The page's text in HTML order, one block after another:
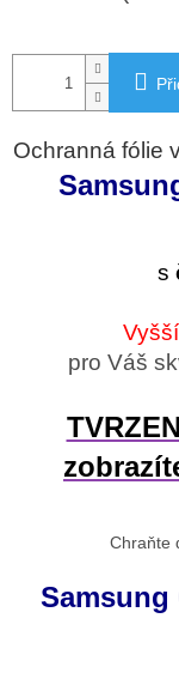
Ochranná fólie
s
pro Váš
Chraňte
Samsung